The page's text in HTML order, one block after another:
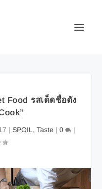
Food รสเด็ดชื่อดัง
| SPOIL , Taste | 0 |